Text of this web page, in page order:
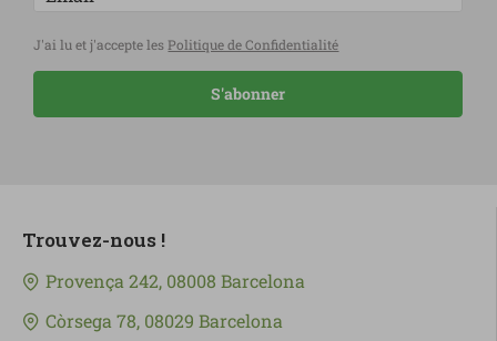
J'ai lu et j'accepte les Politique de Confidentialité
S'abonner
Trouvez-nous !
Provença 242, 08008 Barcelona
Còrsega 78, 08029 Barcelona